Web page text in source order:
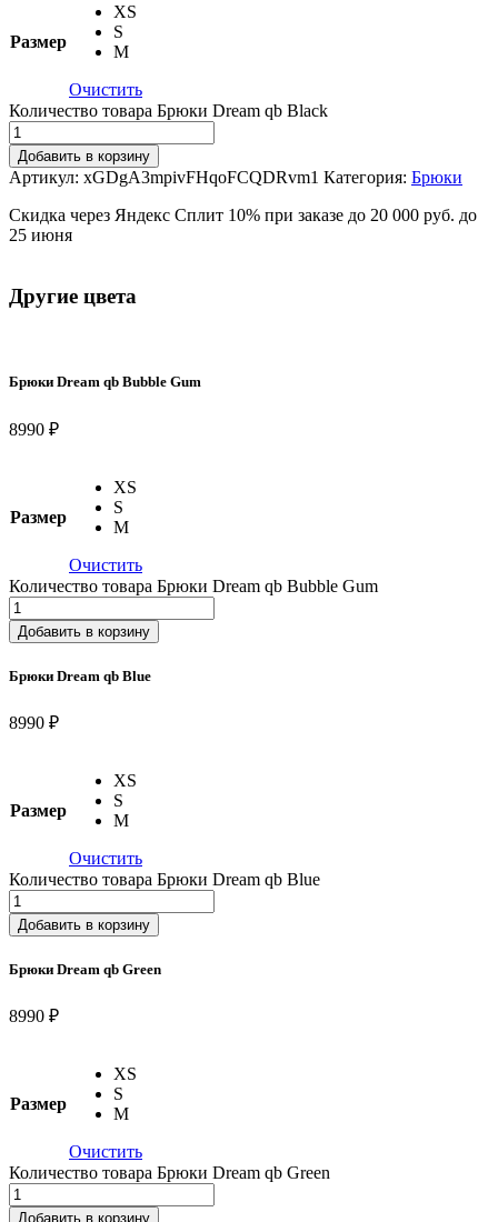
Размер
XS
S
M
Очистить
Количество товара Брюки Dream qb Black
Добавить в корзину
Артикул: xGDgA3mpivFHqoFCQDRvm1 Категория: Брюки
Скидка через Яндекс Сплит 10% при заказе до 20 000 руб. до
25 июня
Другие цвета
Брюки Dream qb Bubble Gum
8990 ₽
Размер
XS
S
M
Очистить
Количество товара Брюки Dream qb Bubble Gum
Добавить в корзину
Брюки Dream qb Blue
8990 ₽
Размер
XS
S
M
Очистить
Количество товара Брюки Dream qb Blue
Добавить в корзину
Брюки Dream qb Green
8990 ₽
Размер
XS
S
M
Очистить
Количество товара Брюки Dream qb Green
Добавить в корзину